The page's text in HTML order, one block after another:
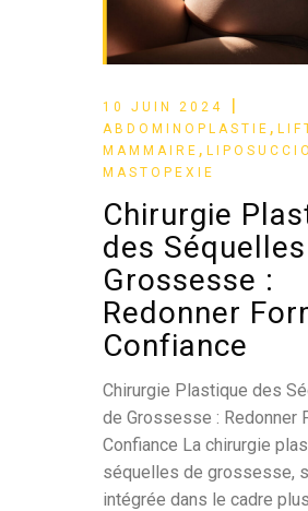
10 JUIN 2024
ABDOMINOPLASTIE ,
MAMMAIRE ,
MASTOPEXIE
Chirurgie
des
Grossesse :
Redonner
Confiance
Chirurgie Plastique des
de Grossesse : Redonner
Confiance La chirurgie
séquelles de grossesse,
intégrée dans le cadre